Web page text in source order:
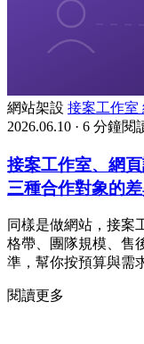
網站架設 接案工作室
2026.06.10 · 6 分鐘閱
接案工作室、網
三種合作對象的
同樣是做網站，接案
格帶、團隊規模、售
準，幫你按預算與需
閱讀更多